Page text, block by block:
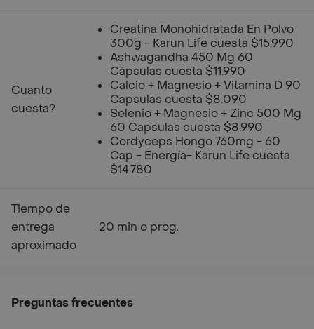
Cuanto
cuesta?
Creatina Monohidratada En Polvo
300g - Karun Life cuesta $15.990
Ashwagandha 450 Mg 60
Cápsulas cuesta $11.990
Calcio + Magnesio + Vitamina D 90
Capsulas cuesta $8.090
Selenio + Magnesio + Zinc 500 Mg
60 Capsulas cuesta $8.990
Cordyceps Hongo 760mg - 60
Cap - Energía- Karun Life cuesta
$14.780
Tiempo de
entrega
aproximado
20 min o prog.
Preguntas frecuentes